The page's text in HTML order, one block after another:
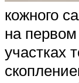
кожного
на
участках